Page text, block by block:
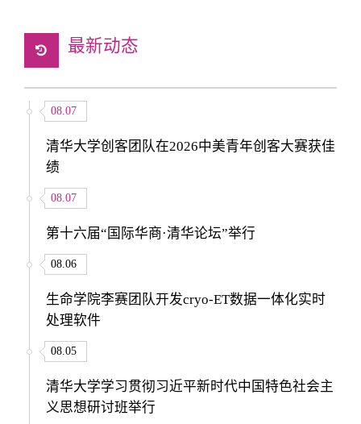
最新动态
08.07
清华大学创客团队在2026中美青年创客大赛获佳
绩
08.07
第十六届“国际华商·清华论坛”举行
08.06
生命学院李赛团队开发cryo-ET数据一体化实时
处理软件
08.05
清华大学学习贯彻习近平新时代中国特色社会主
义思想研讨班举行